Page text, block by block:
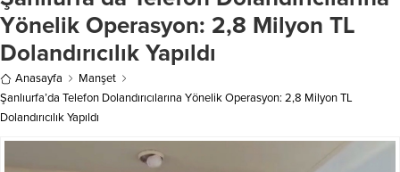
Yönelik Operasyon: 2,8 Milyon TL
Dolandırıcılık Yapıldı
Anasayfa
Manşet
Şanlıurfa’da Telefon Dolandırıcılarına Yönelik Operasyon: 2,8 Milyon TL
Dolandırıcılık Yapıldı